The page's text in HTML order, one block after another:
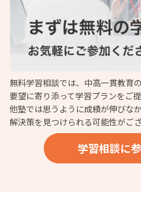
無料学習相談では、中高一貫教育
要望に寄り添って学習プランをご
他塾では思うように成績が伸びな
解決策を見つけられる可能性がご
学習相談に